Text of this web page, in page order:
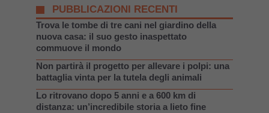
PUBBLICAZIONI RECENTI
Trova le tombe di tre cani nel giardino della
nuova casa: il suo gesto inaspettato
commuove il mondo
Non partirà il progetto per allevare i polpi: una
battaglia vinta per la tutela degli animali
Lo ritrovano dopo 5 anni e a 600 km di
distanza: un’incredibile storia a lieto fine